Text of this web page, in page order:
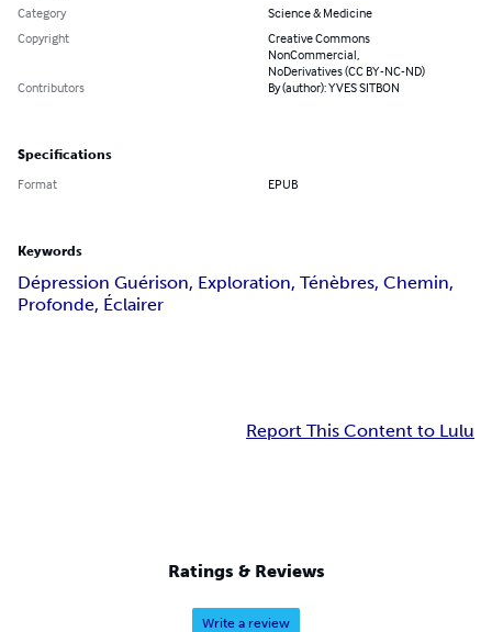
Category
Science & Medicine
Copyright
Creative Commons
NonCommercial,
NoDerivatives (CC BY-NC-ND)
Contributors
By (author): YVES SITBON
Specifications
Format EPUB
Keywords
Dépression Guérison, Exploration, Ténèbres, Chemin,
Profonde, Éclairer
Report This Content to Lulu
Ratings & Reviews
Write a review